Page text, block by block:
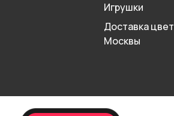
Игрушки
Доставка
Москвы